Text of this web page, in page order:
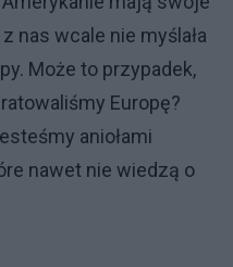
nas wcale nie myślała
Może to przypadek,
Europę?
aniołami
nawet nie wiedzą o